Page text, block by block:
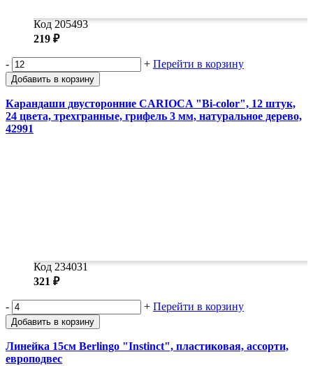
Код 205493
219 ₽
- + Перейти в корзину
Добавить в корзину
Карандаши двусторонние CARIOCA "Bi-color", 12 штук,
24 цвета, трехгранные, грифель 3 мм, натуральное дерево,
42991
Код 234031
321 ₽
- + Перейти в корзину
Добавить в корзину
Линейка 15см Berlingo "Instinct", пластиковая, ассорти,
европодвес